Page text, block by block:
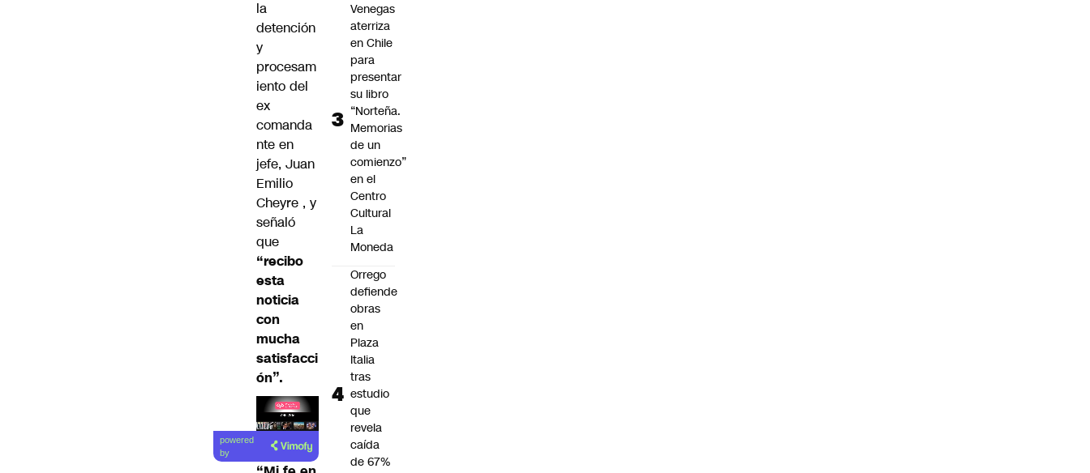
la
detención
y
procesam
iento del
ex
comanda
nte en
jefe, Juan
Emilio
Cheyre , y
señaló
que
“recibo
esta
noticia
con
mucha
satisfacci
ón”.
Lea el
artículo
powered
by
Venegas
aterriza
en Chile
para
presentar
su libro
“Norteña.
Memorias
de un
comienzo”
en el
Centro
Cultural
La
Moneda
Orrego
defiende
obras
en
Plaza
Italia
tras
estudio
que
revela
caída
de 67%